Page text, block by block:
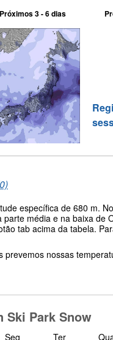
Próximos 3 - 6 dias
específica de 680 m.
média e na baixa de
tab acima da tabela.
prevemos nossas